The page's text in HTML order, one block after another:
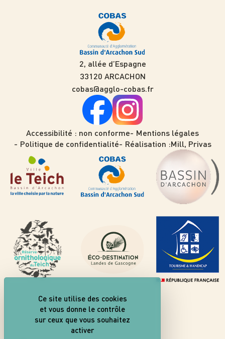
2, allée d’Espagne
33120 ARCACHON
cobas@agglo-cobas.fr
Accessibilité : non conforme
Mentions légales
Politique de confidentialité
Réalisation :Mill, Privas
Ce site utilise des cookies
et vous donne le contrôle
sur ceux que vous souhaitez
activer